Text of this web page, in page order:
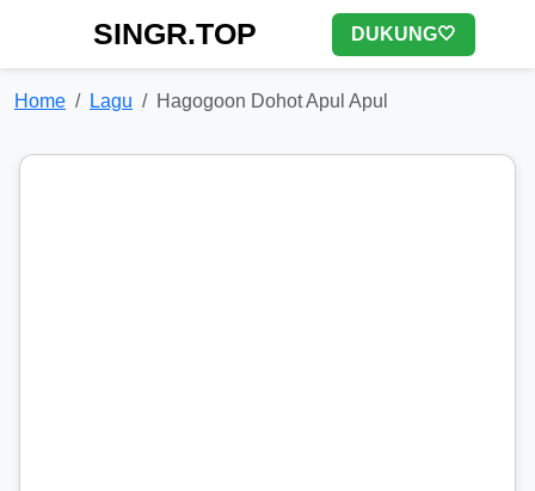
SINGR.TOP DUKUNG🤍
Home Lagu Hagogoon Dohot Apul Apul